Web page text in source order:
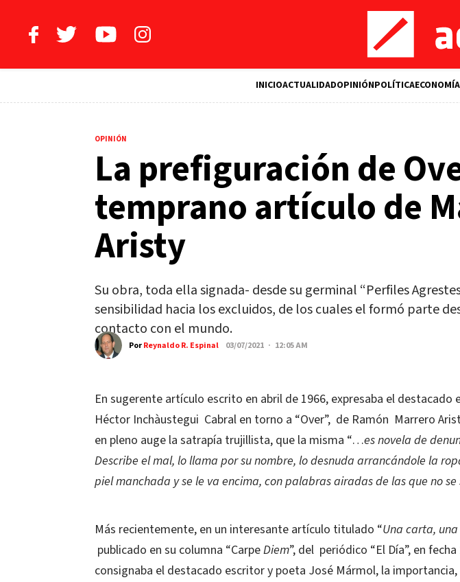
INICIOACTUALIDADOPINIÓNPOLÍTICAECONOMÍA
OPINIÓN
La prefiguración de
temprano artículo de
Aristy
Su obra, toda ella signada- desde su germinal “Perfiles
sensibilidad hacia los excluidos, de los cuales el formó parte
contacto con el mundo.
PorReynaldo R. Espinal 03/07/2021 · 12:05 AM
En sugerente artículo escrito en abril de 1966, expresaba el destacado
Héctor Inchàustegui Cabral en torno a “Over”, de Ramón Marrero
en pleno auge la satrapía trujillista, que la misma “…es novela de
Describe el mal, lo llama por su nombre, lo desnuda arrancándole la
piel manchada y se le va encima, con palabras airadas de las que no
Más recientemente, en un interesante artículo titulado “Una carta,
publicado en su columna “CarpeDiem”, del periódico “El Día”, en
consignaba el destacado escritor y poeta José Mármol, la